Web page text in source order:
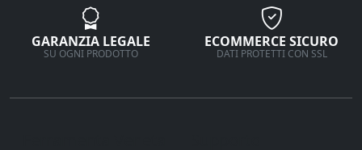
GARANZIA LEGALE
SU OGNI PRODOTTO
ECOMMERCE SICURO
DATI PROTETTI CON SSL